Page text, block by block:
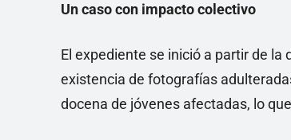
Un caso con impacto colectivo
El expediente se inició a partir de
existencia de fotografías
docena de jóvenes afectadas, lo